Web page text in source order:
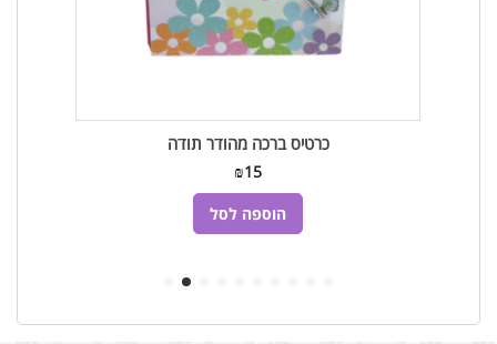
כרטיס ברכה מהודר תודה
₪15
הוספה לסל